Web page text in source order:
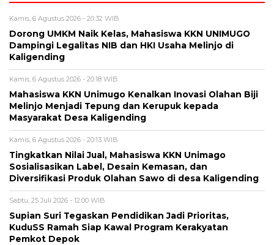
Kamis, 6 Agustus 2026 - 20:32 WIB
Dorong UMKM Naik Kelas, Mahasiswa KKN UNIMUGO
Dampingi Legalitas NIB dan HKI Usaha Melinjo di
Kaligending
Kamis, 6 Agustus 2026 - 20:18 WIB
Mahasiswa KKN Unimugo Kenalkan Inovasi Olahan Biji
Melinjo Menjadi Tepung dan Kerupuk kepada
Masyarakat Desa Kaligending
Kamis, 6 Agustus 2026 - 20:13 WIB
Tingkatkan Nilai Jual, Mahasiswa KKN Unimago
Sosialisasikan Label, Desain Kemasan, dan
Diversifikasi Produk Olahan Sawo di desa Kaligending
Sabtu, 25 Juli 2026 - 12:00 WIB
Supian Suri Tegaskan Pendidikan Jadi Prioritas,
KuduSS Ramah Siap Kawal Program Kerakyatan
Pemkot Depok